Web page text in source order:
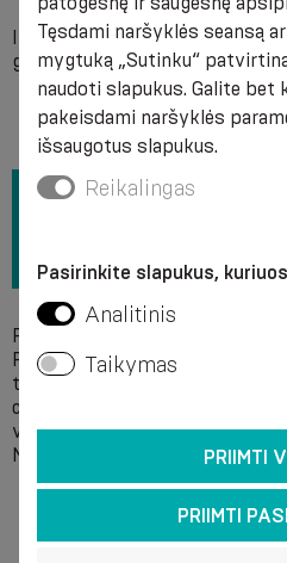
Individualus nesuderinamumas
gaminio medžiaga.
Prieš skalbdami pritvirtinkite
Rekomenduojame skalbti
temperatūroje, nenaudojant
cheminių priemonių.
vandenį, negręžiant ir
Negalima lyginti.
Tęsdami naršyklės seansą
mygtuką „Sutinku“
naudoti slapukus. Galite bet
pakeisdami naršyklės
išsaugotus slapukus.
Reikalingas
Pasirinkite slapukus,
Analitinis
Taikymas
PRIIMTI
PRIIMTI